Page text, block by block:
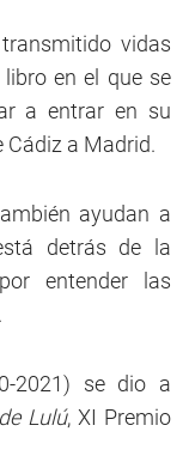
vidas
en el que se
a entrar en su
Cádiz a Madrid.
ayudan a
detrás de la
entender las
2021) se dio a
Lulú, XI Premio